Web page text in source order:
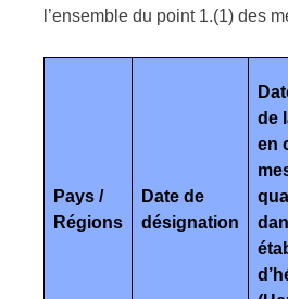
l’ensemble du point 1.(1) des
Pays /
Régions
Date de
désignation
de
en